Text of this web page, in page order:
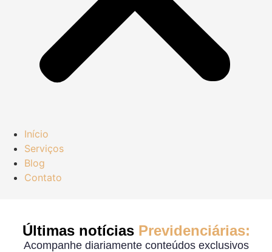
Início
Serviços
Blog
Contato
Últimas notícias Previdenciárias:
Acompanhe diariamente conteúdos exclusivos